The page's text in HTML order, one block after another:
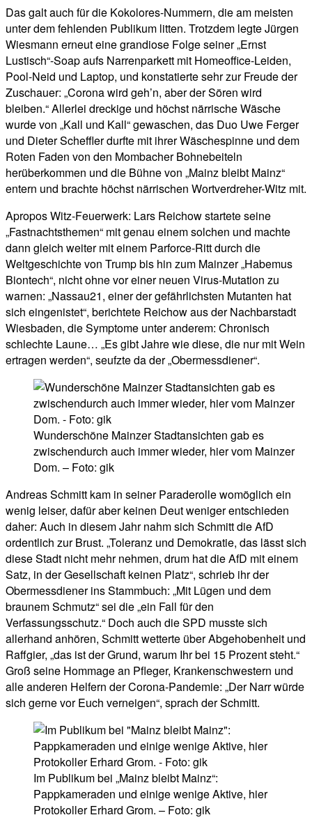
Das galt auch für die Kokolores-Nummern, die am meisten
unter dem fehlenden Publikum litten. Trotzdem legte Jürgen
Wiesmann erneut eine grandiose Folge seiner „Ernst
Lustisch“-Soap aufs Narrenparkett mit Homeoffice-Leiden,
Pool-Neid und Laptop, und konstatierte sehr zur Freude der
Zuschauer: „Corona wird geh’n, aber der Sören wird
bleiben.“ Allerlei dreckige und höchst närrische Wäsche
wurde von „Kall und Kall“ gewaschen, das Duo Uwe Ferger
und Dieter Scheffler durfte mit ihrer Wäschespinne und dem
Roten Faden von den Mombacher Bohnebeiteln
herüberkommen und die Bühne von „Mainz bleibt Mainz“
entern und brachte höchst närrischen Wortverdreher-Witz mit.
Apropos Witz-Feuerwerk: Lars Reichow startete seine
„Fastnachtsthemen“ mit genau einem solchen und machte
dann gleich weiter mit einem Parforce-Ritt durch die
Weltgeschichte von Trump bis hin zum Mainzer „Habemus
Biontech“, nicht ohne vor einer neuen Virus-Mutation zu
warnen: „Nassau21, einer der gefährlichsten Mutanten hat
sich eingenistet“, berichtete Reichow aus der Nachbarstadt
Wiesbaden, die Symptome unter anderem: Chronisch
schlechte Laune… „Es gibt Jahre wie diese, die nur mit Wein
ertragen werden“, seufzte da der „Obermessdiener“.
Wunderschöne Mainzer Stadtansichten gab es
zwischendurch auch immer wieder, hier vom Mainzer
Dom. – Foto: gik
Andreas Schmitt kam in seiner Paraderolle womöglich ein
wenig leiser, dafür aber keinen Deut weniger entschieden
daher: Auch in diesem Jahr nahm sich Schmitt die AfD
ordentlich zur Brust. „Toleranz und Demokratie, das lässt sich
diese Stadt nicht mehr nehmen, drum hat die AfD mit einem
Satz, in der Gesellschaft keinen Platz“, schrieb ihr der
Obermessdiener ins Stammbuch: „Mit Lügen und dem
braunem Schmutz“ sei die „ein Fall für den
Verfassungsschutz.“ Doch auch die SPD musste sich
allerhand anhören, Schmitt wetterte über Abgehobenheit und
Raffgier, „das ist der Grund, warum Ihr bei 15 Prozent steht.“
Groß seine Hommage an Pfleger, Krankenschwestern und
alle anderen Helfern der Corona-Pandemie: „Der Narr würde
sich gerne vor Euch verneigen“, sprach der Schmitt.
Im Publikum bei „Mainz bleibt Mainz“:
Pappkameraden und einige wenige Aktive, hier
Protokoller Erhard Grom. – Foto: gik